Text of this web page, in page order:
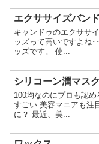
エクササイズバンド
キャンドゥのエクササ
ッズって高いですよね
ッズです。 使...
シリコーン潤マスク
100均なのにプロも認
すごい 美容マニアも注
に？ 最近、美...